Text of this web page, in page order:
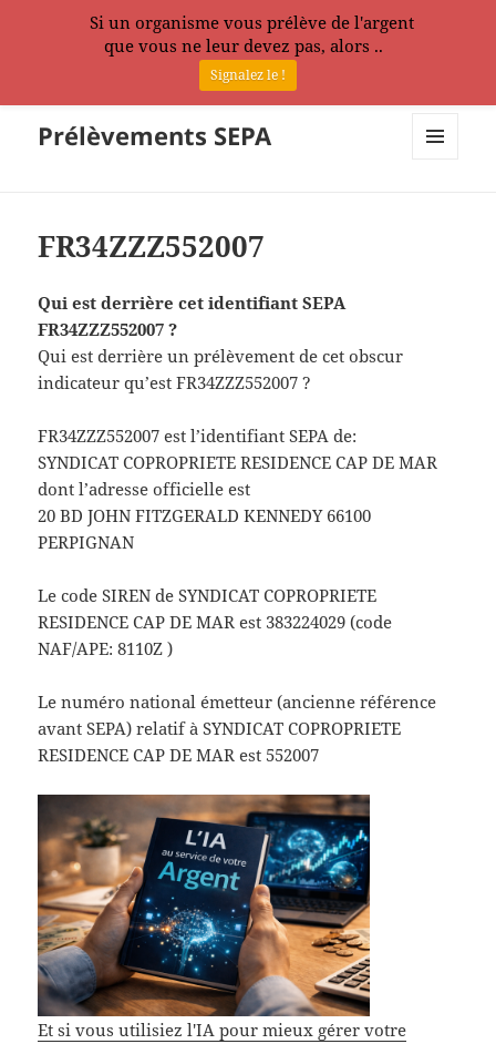
Prélèvements SEPA
FR34ZZZ552007
Qui est derrière cet identifiant SEPA
FR34ZZZ552007 ?
Qui est derrière un prélèvement de cet obscur
indicateur qu’est FR34ZZZ552007 ?
FR34ZZZ552007 est l’identifiant SEPA de:
SYNDICAT COPROPRIETE RESIDENCE CAP DE MAR
dont l’adresse officielle est
20 BD JOHN FITZGERALD KENNEDY 66100
PERPIGNAN
Le code SIREN de SYNDICAT COPROPRIETE
RESIDENCE CAP DE MAR est 383224029 (code
NAF/APE: 8110Z )
Le numéro national émetteur (ancienne référence
avant SEPA) relatif à SYNDICAT COPROPRIETE
RESIDENCE CAP DE MAR est 552007
Et si vous utilisiez l'IA pour mieux gérer votre
Si un organisme vous prélève de l'argent
que vous ne leur devez pas, alors ..
Signalez le !